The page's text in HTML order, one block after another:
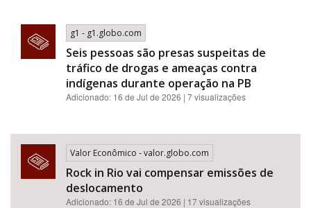
g1 - g1.globo.com
Seis pessoas são presas suspeitas de
tráfico de drogas e ameaças contra
indígenas durante operação na PB
Adicionado: 16 de Jul de 2026 | 7 visualizações
Valor Econômico - valor.globo.com
Rock in Rio vai compensar emissões de
deslocamento
Adicionado: 16 de Jul de 2026 | 17 visualizações